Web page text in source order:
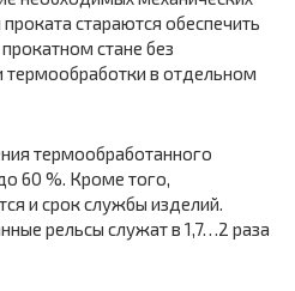
стараются обеспечить
стане без
термообработки в отдельном
термообработанного
60 %. Кроме того,
и срок службы изделий.
рельсы служат в 1,7…2 раза